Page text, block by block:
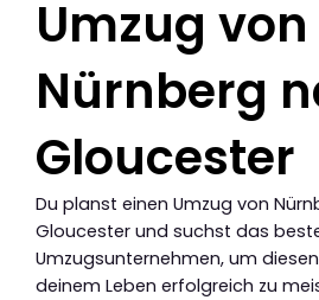
Umzug von
Nürnberg
Gloucester
Du planst einen Umzug von
Gloucester und suchst das
Umzugsunternehmen, um
deinem Leben erfolgreich zu